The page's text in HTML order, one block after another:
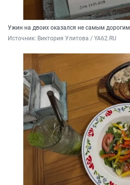
Ужин на двоих оказался не самым дорогим
Источник: Виктория Улитова / YA62.RU